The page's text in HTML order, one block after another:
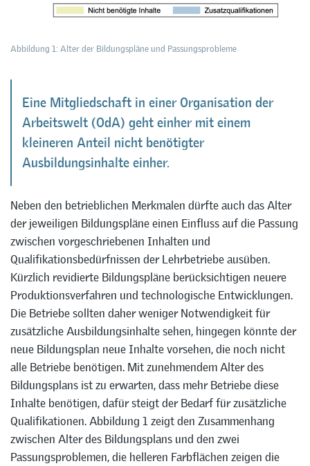
Abbildung 1: Alter der Bildungspläne und Passungsprobleme
Eine Mitgliedschaft in einer Organisation der
Arbeitswelt (OdA) geht einher mit einem
kleineren Anteil nicht benötigter
Ausbildungsinhalte einher.
Neben den betrieblichen Merkmalen dürfte auch das Alter
der jeweiligen Bildungspläne einen Einfluss auf die Passung
zwischen vorgeschriebenen Inhalten und
Qualifikationsbedürfnissen der Lehrbetriebe ausüben.
Kürzlich revidierte Bildungspläne berücksichtigen neuere
Produktionsverfahren und technologische Entwicklungen.
Die Betriebe sollten daher weniger Notwendigkeit für
zusätzliche Ausbildungsinhalte sehen, hingegen könnte der
neue Bildungsplan neue Inhalte vorsehen, die noch nicht
alle Betriebe benötigen. Mit zunehmendem Alter des
Bildungsplans ist zu erwarten, dass mehr Betriebe diese
Inhalte benötigen, dafür steigt der Bedarf für zusätzliche
Qualifikationen. Abbildung 1 zeigt den Zusammenhang
zwischen Alter des Bildungsplans und den zwei
Passungsproblemen, die helleren Farbflächen zeigen die